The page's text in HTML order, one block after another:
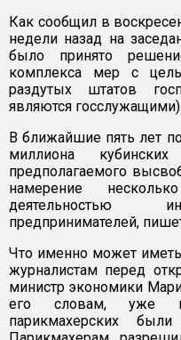
Как сообщил в
недели назад на
было принято
комплекса мер с
раздутых штатов
являются госслужащими).
В ближайшие пять лет
миллиона
предполагаемого
намерение
деятельностью
предпринимателей,
Что именно может
журналистам перед
министр экономики
его словам, уже
парикмахерских